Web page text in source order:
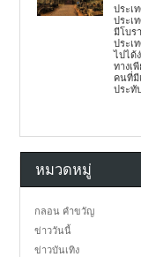
ประเ
ประเ
มีโบร
ประเ
ไปได้
ทางเ
คนที่มี
ประทั
หมวดหมู่
กลอน คำขวัญ
ข่าววันนี้
ข่าวบันเทิง